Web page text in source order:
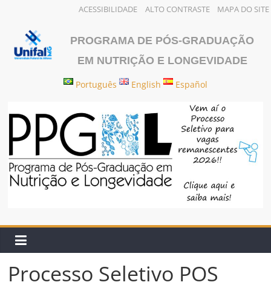
ACESSIBILIDADE ALTO CONTRASTE MAPA DO SITE
PROGRAMA DE PÓS-GRADUAÇÃO
EM NUTRIÇÃO E LONGEVIDADE
Português English Español
Processo Seletivo POS